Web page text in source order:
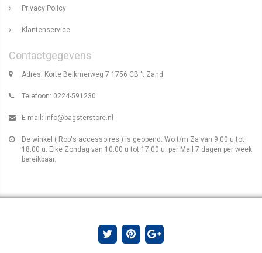
Privacy Policy
Klantenservice
Contactgegevens
Adres: Korte Belkmerweg 7 1756 CB 't Zand
Telefoon: 0224-591230
E-mail: info@bagsterstore.nl
De winkel ( Rob's accessoires ) is geopend: Wo t/m Za van 9.00 u tot
18.00 u. Elke Zondag van 10.00 u tot 17.00 u. per Mail 7 dagen per week
bereikbaar.